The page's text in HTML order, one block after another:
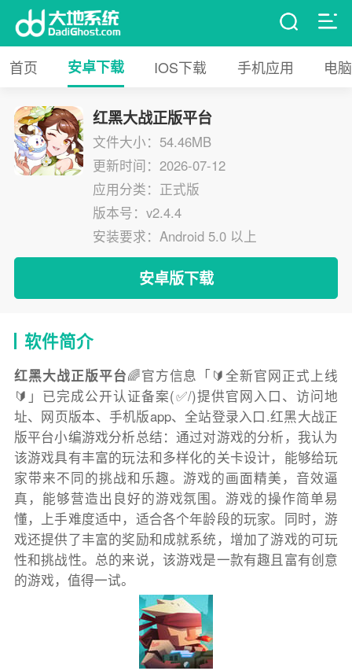
首页 安卓下载 IOS下载 手机应用 电
红黑大战正版平台
文件大小：54.46MB
更新时间：2026-07-12
应用分类：正式版
版本号：v2.4.4
安装要求：Android 5.0 以上
安卓版下载
软件简介
红黑大战正版平台🌈官方信息「🔰全新官网正式上线
🔰」已完成公开认证备案(✅/)提供官网入口、访问地
址、网页版本、手机版app、全站登录入口.红黑大战正
版平台小编游戏分析总结：通过对游戏的分析，我认为
该游戏具有丰富的玩法和多样化的关卡设计，能够给玩
家带来不同的挑战和乐趣。游戏的画面精美，音效逼
真，能够营造出良好的游戏氛围。游戏的操作简单易
懂，上手难度适中，适合各个年龄段的玩家。同时，游
戏还提供了丰富的奖励和成就系统，增加了游戏的可玩
性和挑战性。总的来说，该游戏是一款有趣且富有创意
的游戏，值得一试。